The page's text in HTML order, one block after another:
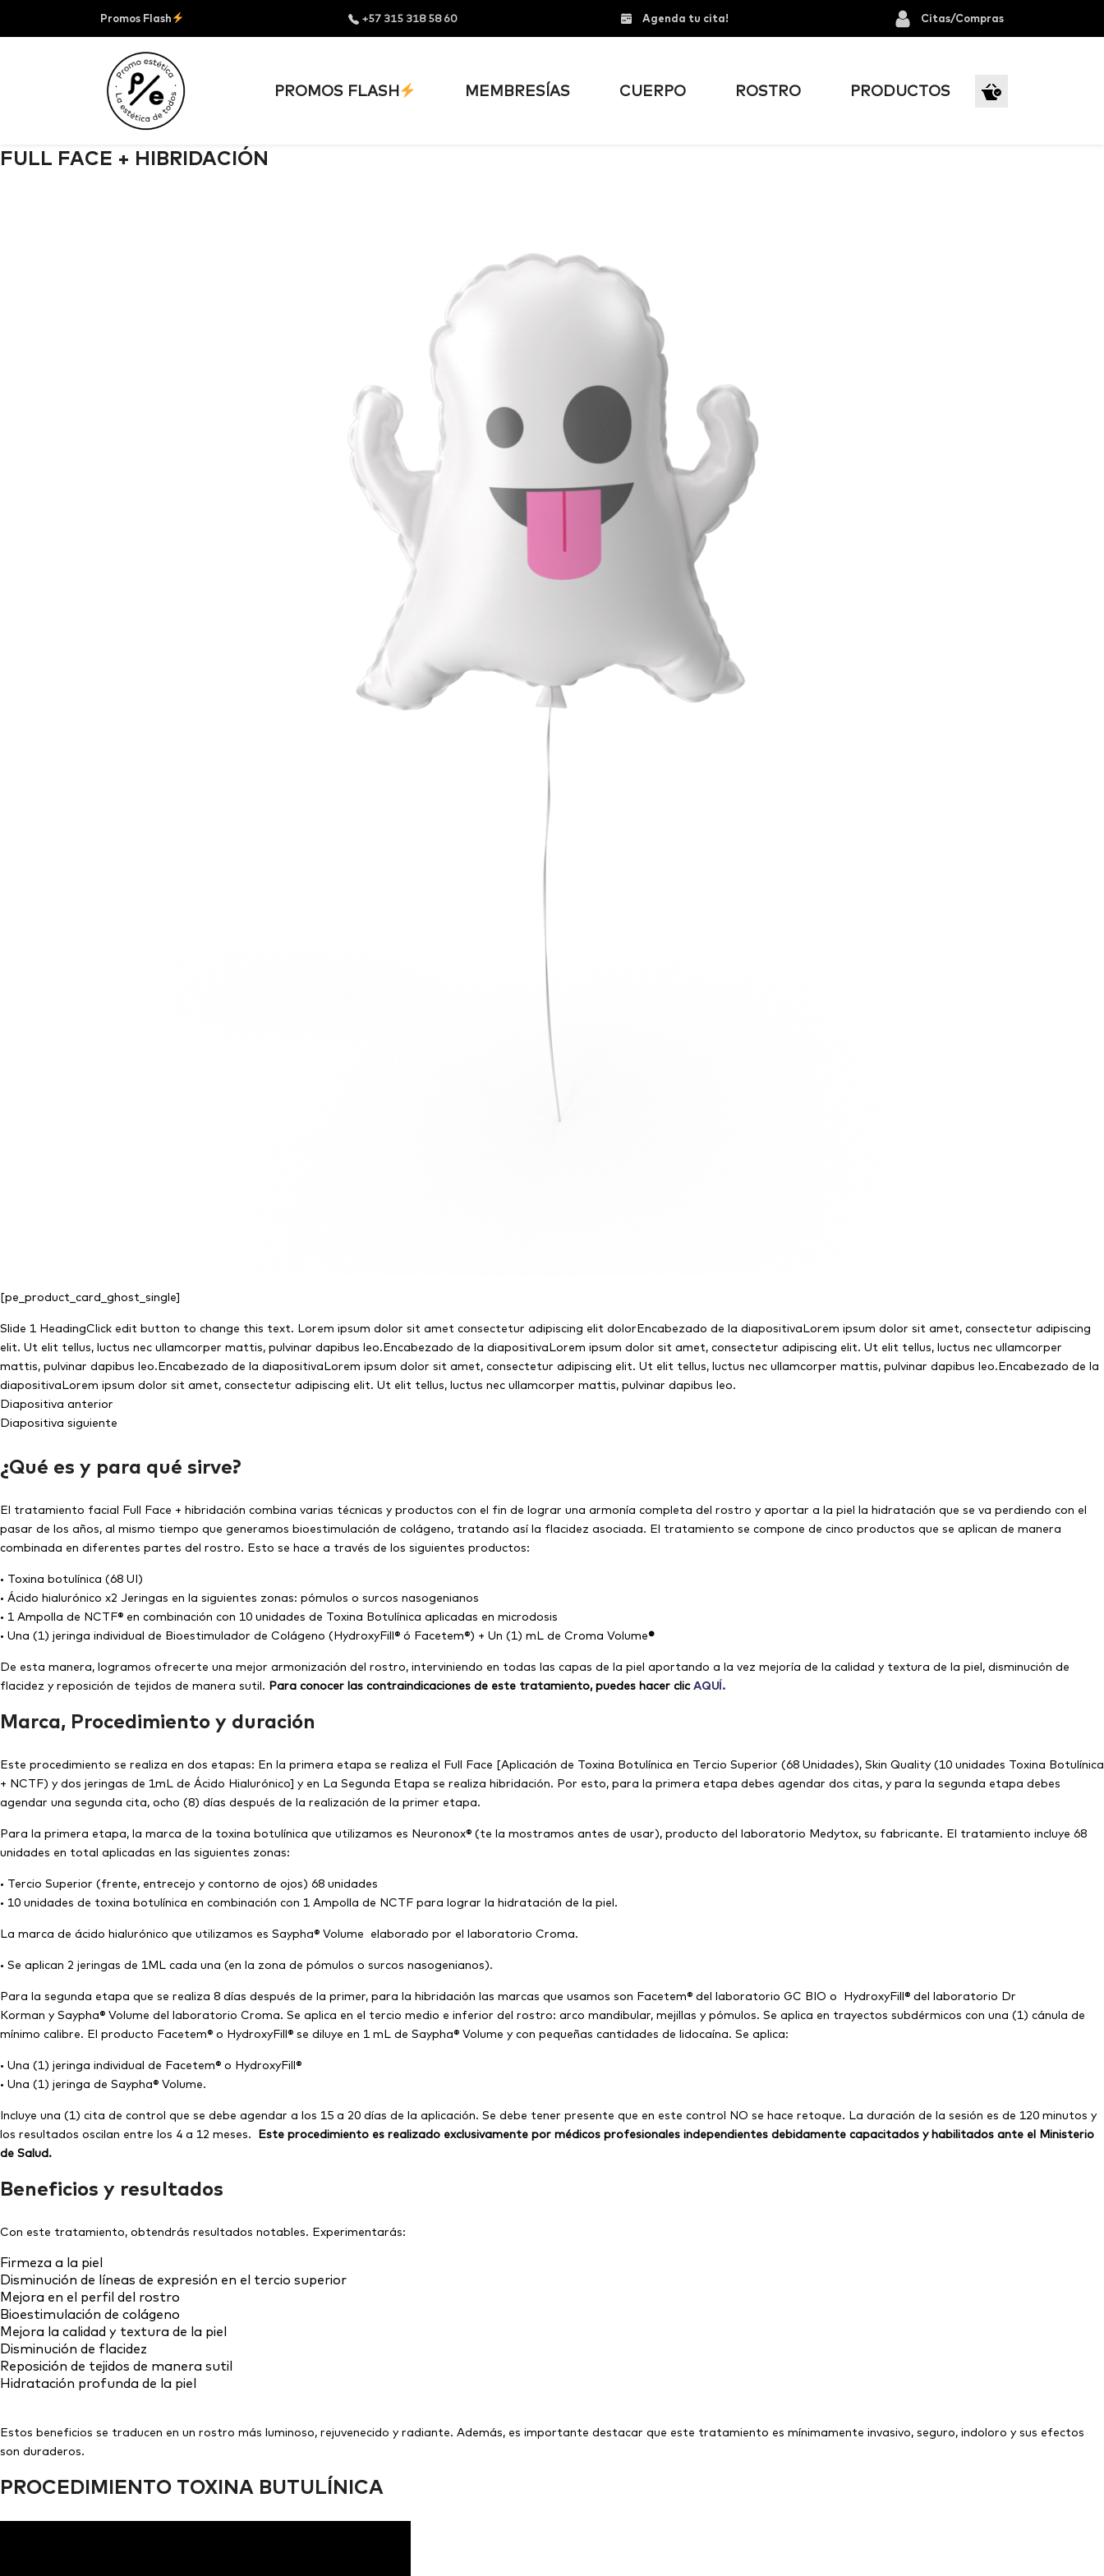
Promos Flash +57 315 318 58 60 Agenda tu cita! Citas/Compras
PROMOS FLASH MEMBRESÍAS CUERPO ROSTRO PRODUCTOS
FULL FACE + HIBRIDACIÓN
[pe_product_card_ghost_single]
Slide 1 HeadingClick edit button to change this text. Lorem ipsum dolor sit amet consectetur adipiscing elit dolorEncabezado de la diapositivaLorem ipsum dolor sit amet, consectetur adipiscing
elit. Ut elit tellus, luctus nec ullamcorper mattis, pulvinar dapibus leo.Encabezado de la diapositivaLorem ipsum dolor sit amet, consectetur adipiscing elit. Ut elit tellus, luctus nec ullamcorper
mattis, pulvinar dapibus leo.Encabezado de la diapositivaLorem ipsum dolor sit amet, consectetur adipiscing elit. Ut elit tellus, luctus nec ullamcorper mattis, pulvinar dapibus leo.Encabezado de la
diapositivaLorem ipsum dolor sit amet, consectetur adipiscing elit. Ut elit tellus, luctus nec ullamcorper mattis, pulvinar dapibus leo.
Diapositiva anterior
Diapositiva siguiente
¿Qué es y para qué sirve?
El tratamiento facial Full Face + hibridación combina varias técnicas y productos con el fin de lograr una armonía completa del rostro y aportar a la piel la hidratación que se va perdiendo con el
pasar de los años, al mismo tiempo que generamos bioestimulación de colágeno, tratando así la flacidez asociada. El tratamiento se compone de cinco productos que se aplican de manera
combinada en diferentes partes del rostro. Esto se hace a través de los siguientes productos:
• Toxina botulínica (68 UI)
• Ácido hialurónico x2 Jeringas en la siguientes zonas: pómulos o surcos nasogenianos
• 1 Ampolla de NCTF® en combinación con 10 unidades de Toxina Botulínica aplicadas en microdosis
• Una (1) jeringa individual de Bioestimulador de Colágeno (HydroxyFill® ó Facetem®) + Un (1) mL de Croma Volume®
De esta manera, logramos ofrecerte una mejor armonización del rostro, interviniendo en todas las capas de la piel aportando a la vez mejoría de la calidad y textura de la piel, disminución de
flacidez y reposición de tejidos de manera sutil. Para conocer las contraindicaciones de este tratamiento, puedes hacer clic AQUÍ.
Marca, Procedimiento y duración
Este procedimiento se realiza en dos etapas: En la primera etapa se realiza el Full Face [Aplicación de Toxina Botulínica en Tercio Superior (68 Unidades), Skin Quality (10 unidades Toxina Botulínica
+ NCTF) y dos jeringas de 1mL de Ácido Hialurónico] y en La Segunda Etapa se realiza hibridación. Por esto, para la primera etapa debes agendar dos citas, y para la segunda etapa debes
agendar una segunda cita, ocho (8) días después de la realización de la primer etapa.
Para la primera etapa, la marca de la toxina botulínica que utilizamos es Neuronox® (te la mostramos antes de usar), producto del laboratorio Medytox, su fabricante. El tratamiento incluye 68
unidades en total aplicadas en las siguientes zonas:
• Tercio Superior (frente, entrecejo y contorno de ojos) 68 unidades
• 10 unidades de toxina botulínica en combinación con 1 Ampolla de NCTF para lograr la hidratación de la piel.
La marca de ácido hialurónico que utilizamos es Saypha® Volume elaborado por el laboratorio Croma.
• Se aplican 2 jeringas de 1ML cada una (en la zona de pómulos o surcos nasogenianos).
Para la segunda etapa que se realiza 8 días después de la primer, para la hibridación las marcas que usamos son Facetem® del laboratorio GC BIO o HydroxyFill® del laboratorio Dr
Korman y Saypha® Volume del laboratorio Croma. Se aplica en el tercio medio e inferior del rostro: arco mandibular, mejillas y pómulos. Se aplica en trayectos subdérmicos con una (1) cánula de
mínimo calibre. El producto Facetem® o HydroxyFill® se diluye en 1 mL de Saypha® Volume y con pequeñas cantidades de lidocaína. Se aplica:
• Una (1) jeringa individual de Facetem® o HydroxyFill®
• Una (1) jeringa de Saypha® Volume.
Incluye una (1) cita de control que se debe agendar a los 15 a 20 días de la aplicación. Se debe tener presente que en este control NO se hace retoque. La duración de la sesión es de 120 minutos y
los resultados oscilan entre los 4 a 12 meses. Este procedimiento es realizado exclusivamente por médicos profesionales independientes debidamente capacitados y habilitados ante el Ministerio
de Salud.
Beneficios y resultados
Con este tratamiento, obtendrás resultados notables. Experimentarás:
Firmeza a la piel
Disminución de líneas de expresión en el tercio superior
Mejora en el perfil del rostro
Bioestimulación de colágeno
Mejora la calidad y textura de la piel
Disminución de flacidez
Reposición de tejidos de manera sutil
Hidratación profunda de la piel
Estos beneficios se traducen en un rostro más luminoso, rejuvenecido y radiante. Además, es importante destacar que este tratamiento es mínimamente invasivo, seguro, indoloro y sus efectos
son duraderos.
PROCEDIMIENTO TOXINA BUTULÍNICA